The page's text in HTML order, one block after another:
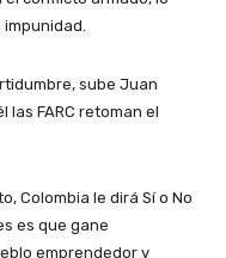
sube Juan
las FARC retoman el
Colombia le dirá Sí o No
es que gane
emprendedor y